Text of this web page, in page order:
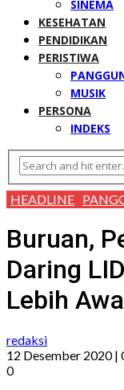
SINEMA
KESEHATAN
PENDIDIKAN
PERISTIWA
MUSIK
PERSONA
INDEKS
HEADLINE
Buruan,
Daring
Lebih
redaksi
12 Desember 2020 |
0